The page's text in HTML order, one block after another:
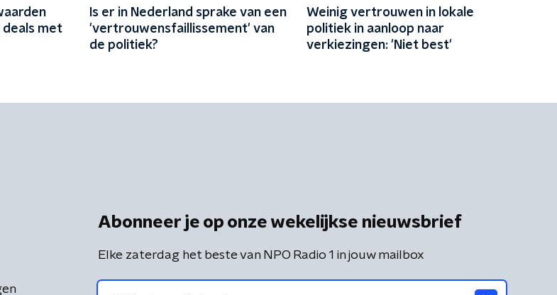
met
Is er in Nederland sprake van een
'vertrouwensfaillissement' van
de politiek?
Weinig vertrouwen in lokale
politiek in aanloop naar
verkiezingen: 'Niet best'
Abonneer je op onze wekelijkse nieuwsbrief
Elke zaterdag het beste van NPO Radio 1 in jouw mailbox